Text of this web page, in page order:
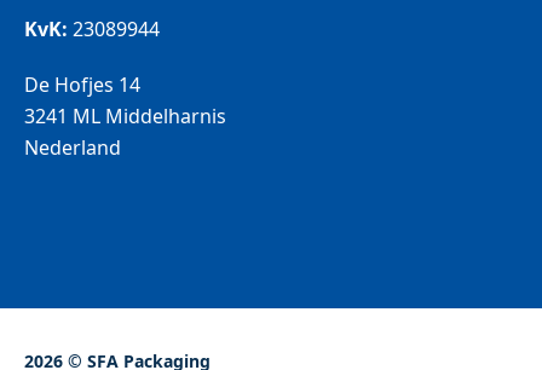
KvK: 23089944
De Hofjes 14
3241 ML Middelharnis
Nederland
2026 © SFA Packaging